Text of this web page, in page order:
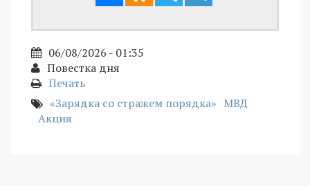
06/08/2026 - 01:35
Повестка дня
Печать
«Зарядка со стражем порядка» МВД
Акция